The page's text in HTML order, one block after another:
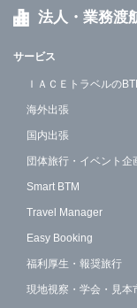
法人・業務渡
サービス
ＩＡＣＥトラベルの
海外出張
国内出張
団体旅行・イベント企
Smart BTM
Travel Manager
Easy Booking
福利厚生・報奨旅行
現地視察・学会・見本